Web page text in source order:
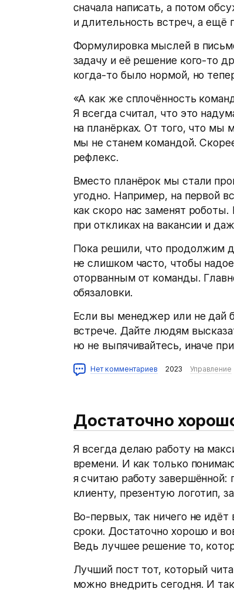
сначала написать, а потом
и длительность встреч, а ещё
Формулировка мыслей в
задачу и её решение кого-то
когда-то было нормой, но
«А как же сплочённость
Я всегда считал, что это
на планёрках. От того, что мы
мы не станем командой.
рефлекс.
Вместо планёрок мы стали
угодно. Например, на первой
как скоро нас заменят
при откликах на вакансии и
Пока решили, что продолжим
не слишком часто, чтобы
оторванным от команды.
обязаловки.
Если вы менеджер или не дай
встрече. Дайте людям
но не выпячивайтесь, иначе
Нет комментариев 2023 Управление
Достаточно
Я всегда делаю работу на
времени. И как только
я считаю работу завершённой:
клиенту, презентую логотип,
Во-первых, так ничего не
сроки. Достаточно хорошо и
Ведь лучшее решение то,
Лучший пост тот, который
можно внедрить сегодня. И